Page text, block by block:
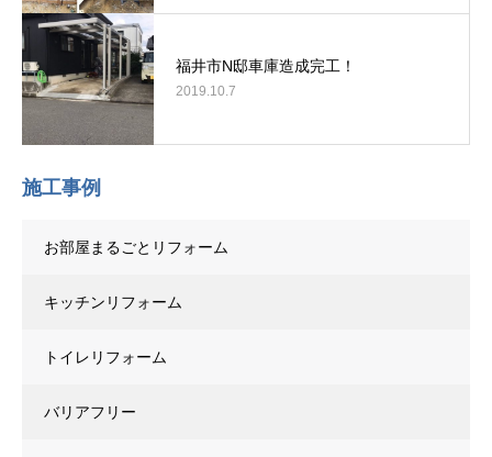
福井市N邸車庫造成完工！
2019.10.7
施工事例
お部屋まるごとリフォーム
キッチンリフォーム
トイレリフォーム
バリアフリー